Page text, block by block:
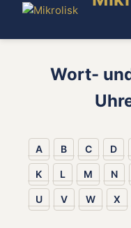
Wort-
A B C D
K L M N
U V W X